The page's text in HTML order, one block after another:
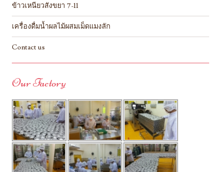
ข้าวเหนียวสังขยา 7-11
เครื่องดื่มน้ำผลไม้ผสมเม็ดแมงลัก
Contact us
Our Factory